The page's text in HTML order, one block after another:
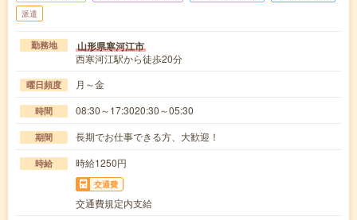
派遣
勤務地 山形県寒河江市
西寒河江駅から徒歩20分
曜日頻度 月～金
時間 08:30～17:3020:30～05:30
期間 長期でお仕事できる方、大歓迎！
時給 時給1250円
交通費
交通費規定内支給